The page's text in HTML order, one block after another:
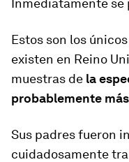
Inmediatamente se
Estos son los
existen en Reino
muestras de la
probablemente
Sus padres fueron
cuidadosamente